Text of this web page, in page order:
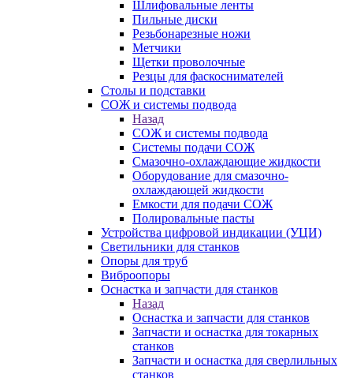
Шлифовальные ленты
Пильные диски
Резьбонарезные ножи
Метчики
Щетки проволочные
Резцы для фаскоснимателей
Столы и подставки
СОЖ и системы подвода
Назад
СОЖ и системы подвода
Системы подачи СОЖ
Смазочно-охлаждающие жидкости
Оборудование для смазочно-
охлаждающей жидкости
Емкости для подачи СОЖ
Полировальные пасты
Устройства цифровой индикации (УЦИ)
Светильники для станков
Опоры для труб
Виброопоры
Оснастка и запчасти для станков
Назад
Оснастка и запчасти для станков
Запчасти и оснастка для токарных
станков
Запчасти и оснастка для сверлильных
станков